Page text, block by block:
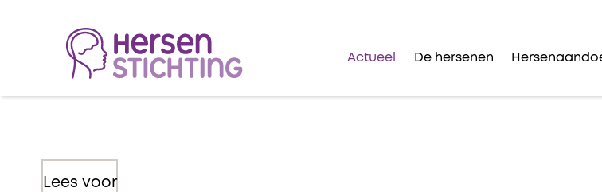
Actueel De hersenen
Lees voor